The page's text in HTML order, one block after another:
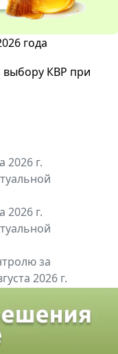
года
выбору КВР при
2026 г.
2026 г.
за
2026 г.